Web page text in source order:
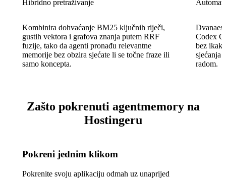
Hibridno pretraživanje
Kombinira dohvaćanje BM25 ključnih riječi,
gustih vektora i grafova znanja putem RRF
fuzije, tako da agenti pronađu relevantne
memorije bez obzira sjećate li se točne fraze ili
samo koncepta.
Codex
bez
sjećanja
radom.
Zašto pokrenuti agentmemory na
Hostingeru
Pokreni jednim klikom
Pokrenite svoju aplikaciju odmah uz unaprijed